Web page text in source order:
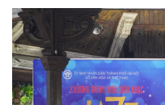
điệu jazz kinh điển của thế
diễn của NSƯT Quyền Văn
Club, mở ra một không gian
trung tâm Thủ đô.